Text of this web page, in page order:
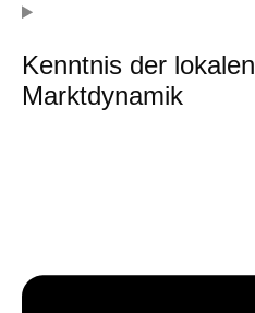
Kenntnis der lokalen
Marktdynamik